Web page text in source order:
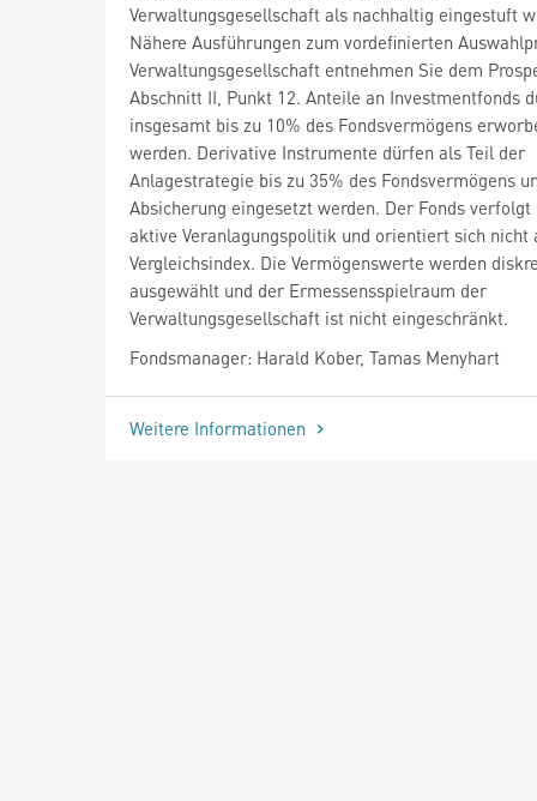
Verwaltungsgesellschaft als nachhaltig eingestuft
Nähere Ausführungen zum vordefinierten
Verwaltungsgesellschaft entnehmen Sie dem
Abschnitt II, Punkt 12. Anteile an Investmentfonds
insgesamt bis zu 10% des Fondsvermögens
werden. Derivative Instrumente dürfen als Teil der
Anlagestrategie bis zu 35% des Fondsvermögens
Absicherung eingesetzt werden. Der Fonds verfolgt
aktive Veranlagungspolitik und orientiert sich nicht
Vergleichsindex. Die Vermögenswerte werden
ausgewählt und der Ermessensspielraum der
Verwaltungsgesellschaft ist nicht eingeschränkt.
Fondsmanager: Harald Kober, Tamas Menyhart
Weitere Informationen